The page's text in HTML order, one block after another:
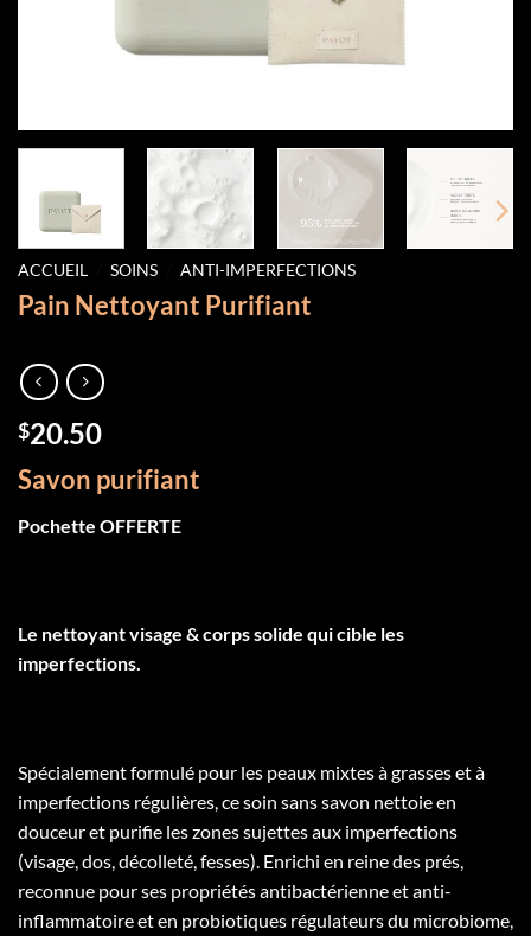
ACCUEIL SOINS ANTI-IMPERFECTIONS
Pain Nettoyant Purifiant
$20.50
Savon purifiant
Pochette OFFERTE
Le nettoyant visage & corps solide qui cible les
imperfections.
Spécialement formulé pour les peaux mixtes à grasses et à
imperfections régulières, ce soin sans savon nettoie en
douceur et purifie les zones sujettes aux imperfections
(visage, dos, décolleté, fesses). Enrichi en reine des prés,
reconnue pour ses propriétés antibactérienne et anti-
inflammatoire et en probiotiques régulateurs du microbiome,